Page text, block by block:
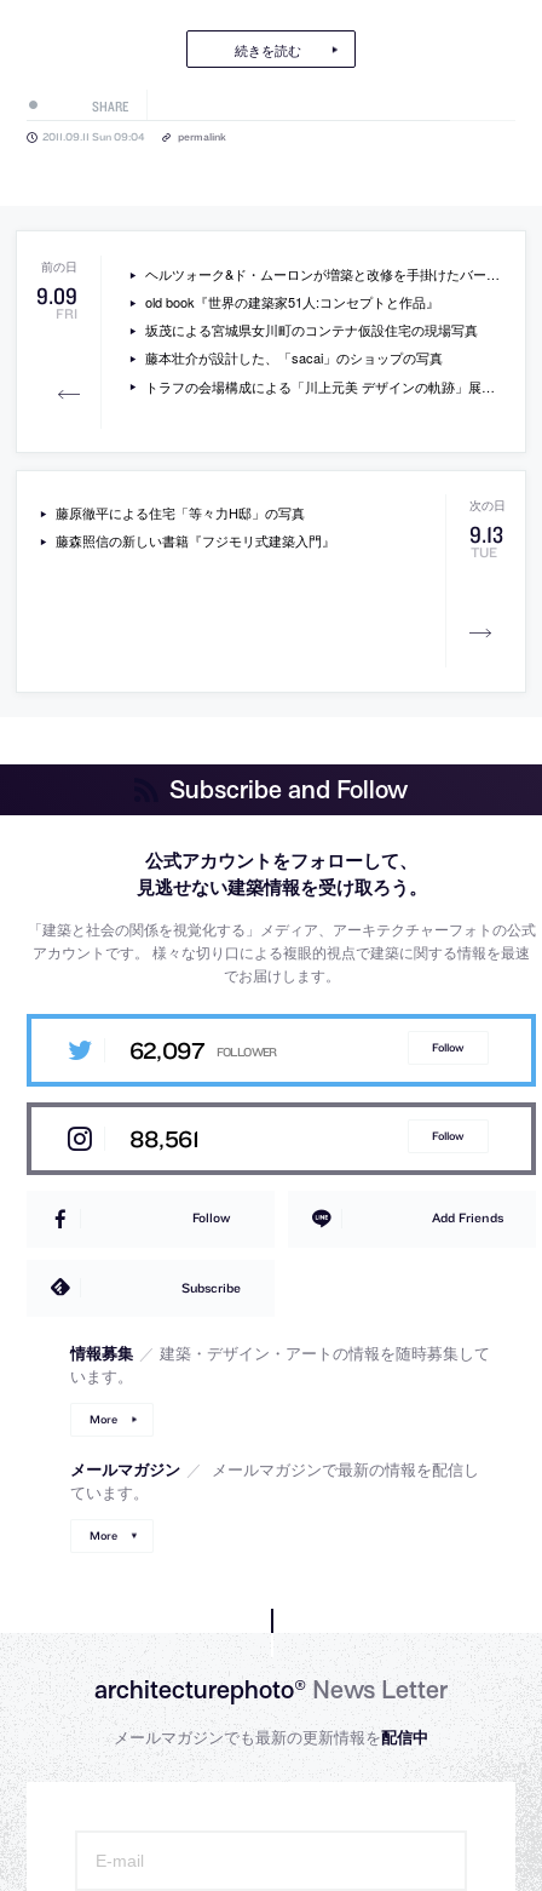
続きを読む
SHARE
2011.09.11 Sun 09:04 permalink
9.09
FRI
ヘルツォーク&ド・ムーロンが増築と改修を手掛けたバーゼルの民俗学博物館の写真
old book『世界の建築家51人:コンセプトと作品』
坂茂による宮城県女川町のコンテナ仮設住宅の現場写真
藤本壮介が設計した、「sacai」のショップの写真
トラフの会場構成による「川上元美 デザインの軌跡」展の会場写真
9.13
TUE
藤原徹平による住宅「等々力H邸」の写真
藤森照信の新しい書籍『フジモリ式建築入門』
Subscribe and Follow
公式アカウントをフォローして、
見逃せない建築情報を受け取ろう。
「建築と社会の関係を視覚化する」メディア、アーキテクチャーフォトの公式
アカウントです。様々な切り口による複眼的視点で建築に関する情報を最速
でお届けします。
62,097 Follow
88,561 Follow
Follow Add Friends
Subscribe
情報募集 ／ 建築・デザイン・アートの情報を随時募集して
います。
More
メールマガジン ／
メールマガジンで最新の情報を配信し
ています。
More
architecturephoto®News Letter
メールマガジンでも最新の更新情報を配信中